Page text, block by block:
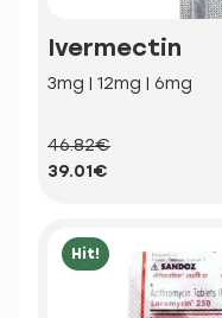
Ivermectin
3mg | 12mg | 6mg
46.82€
39.01€
Hit!